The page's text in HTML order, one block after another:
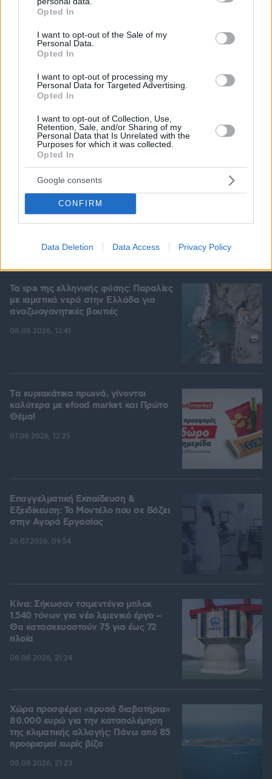
grant or deny consent to Google and its third-party tags to
use your data for below specified purposes in below Google
consent section.
Opted In
I want to opt-out of the Sale of my
Personal Data.
Opted In
I want to opt-out of processing my
Personal Data for Targeted Advertising.
Opted In
I want to opt-out of Collection, Use,
Retention, Sale, and/or Sharing of my
Personal Data that Is Unrelated with the
Purposes for which it was collected.
Opted In
Google consents
CONFIRM
Data Deletion Data Access Privacy Policy
Αυτά τα τρία ζώδια προσελκύουν σημαντική
οικονομική επιτυχία τον Αύγουστο
08.08.2026, 15:41
Τα spa της ελληνικής φύσης: Παραλίες
με ιαματικά νερά στην Ελλάδα για
αναζωογονητικές βουτιές
08.08.2026, 13:41
Tα κυριακάτικα πρωινά, γίνονται
καλύτερα με efood market και Πρώτο
Θέμα!
07.08.2026, 12:25
Επαγγελματική Εκπαίδευση &
Εξειδίκευση: Το Mοντέλο που σε Bάζει
στην Aγορά Eργασίας
26.07.2026, 09:54
Κίνα: Σήκωσαν τσιμεντένιο μπλοκ
1.540 τόνων για νέο λιμενικό έργο –
Θα κατασκευαστούν 75 για έως 72
πλοία
08.08.2026, 21:24
Χώρα προσφέρει «χρυσά διαβατήρια»
80.000 ευρώ για την καταπολέμηση
της κλιματικής αλλαγής: Πάνω από 85
προορισμοί χωρίς βίζα
08.08.2026, 21:23